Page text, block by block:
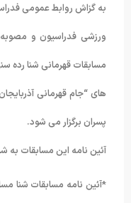
به گزاش روابط عمومی
ورزشی فدراسیون و مصوبه
پسران برگزار می شود.
آئین نامه این مسابقات به
*آئین نامه مسابقات شنا